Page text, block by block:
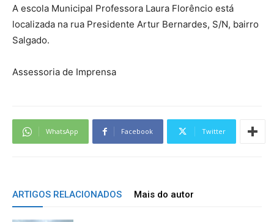
A escola Municipal Professora Laura Florêncio está
localizada na rua Presidente Artur Bernardes, S/N, bairro
Salgado.
Assessoria de Imprensa
WhatsApp Facebook Twitter
ARTIGOS RELACIONADOS Mais do autor